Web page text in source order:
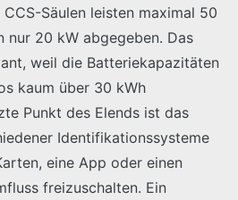
Säulen leisten maximal 50
nur 20 kW abgegeben. Das
weil die Batteriekapazitäten
kaum über 30 kWh
Punkt des Elends ist das
Identifikationssysteme
eine App oder einen
freizuschalten. Ein